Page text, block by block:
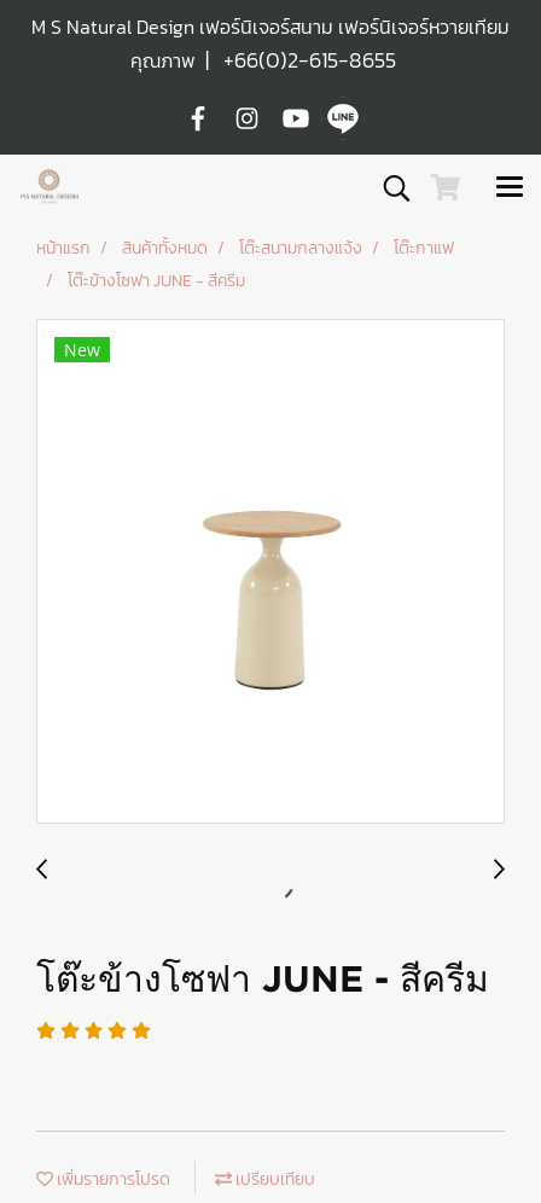
M S Natural Design เฟอร์นิเจอร์สนาม เฟอร์นิเจอร์หวายเทียม
คุณภาพ | +66(0)2-615-8655
หน้าแรก สินค้าทั้งหมด โต๊ะสนามกลางแจ้ง
โต๊ะกาแฟ
โต๊ะข้างโซฟา JUNE - สีครีม
New
โต๊ะข้างโซฟา JUNE - สีครีม
เพิ่มรายการโปรด เปรียบเทียบ